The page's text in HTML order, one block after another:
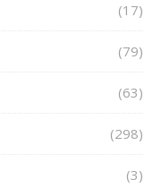
(17)
(79)
(63)
(298)
(3)